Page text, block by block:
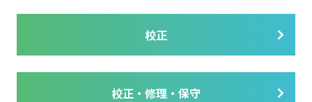
校正
校正・修理・保守